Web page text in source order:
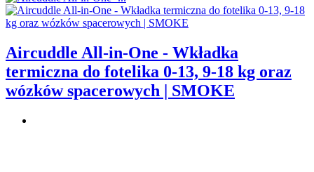
Aircuddle All-in-One - Wkładka
termiczna do fotelika 0-13, 9-18 kg oraz
wózków spacerowych | SMOKE